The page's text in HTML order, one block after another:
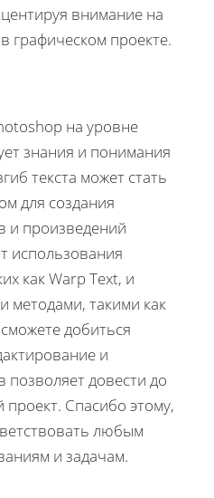
внимание на
графическом проекте.
на уровне
знания и понимания
текста может стать
для создания
и произведений
использования
как Warp Text, и
методами, такими как
добиться
и
позволяет довести до
Спасибо этому,
любым
и задачам.